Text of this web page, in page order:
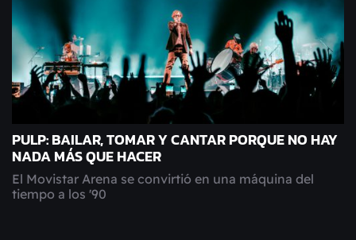
PULP: BAILAR, TOMAR Y CANTAR PORQUE NO HAY
NADA MÁS QUE HACER
El Movistar Arena se convirtió en una máquina del
tiempo a los '90